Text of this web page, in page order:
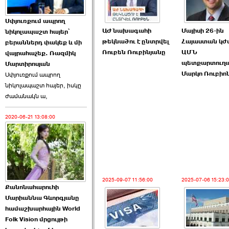
Աննա Վարդապետյանն
ուղերձ է հղել ›››
2026-06-25 23:21:00
Պաշտոնակռիվը սկսված
է. «Հրապարակ» ›››
2026-06-25 17:13:00
ԱԺ նախագահի
Սփյուռքում ապրող
նիկոլապաշտ հայեր՝
բերաններդ փակեք և մի
վայրահաչեք. Ռազմիկ
Մարտիրոսյան
Սփյուռքում ապրող
նիկոլապաշտ հայեր, իսկը
ժամանակն ա,
2020-06-21 13:08:00
Քանոնահարուհի
Մարիաննա Գևորգյանը
համաշխարհային World
Folk Vision մրցույթի
ԱԺ նախագահի
թեկնածու է ընտրվել
Ռուբեն Ռուբինյանը
Մայիսի 26-ին
Հայաստան
ԱՄՆ
Մարկո
2025-09-07 11:56:00 2025-07-06